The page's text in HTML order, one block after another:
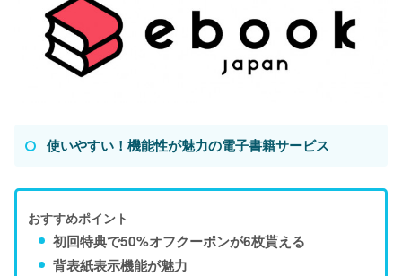
使いやすい！機能性が魅力の電子書籍サービス
おすすめポイント
初回特典で50%オフクーポンが6枚貰える
背表紙表示機能が魅力